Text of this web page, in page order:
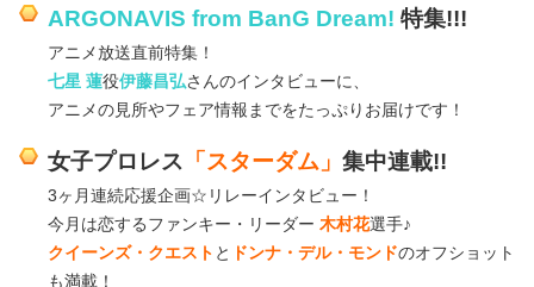
ARGONAVIS from BanG Dream! 特集!!!
アニメ放送直前特集！
七星 蓮役伊藤昌弘さんのインタビューに、
アニメの見所やフェア情報までをたっぷりお届けです！
女子プロレス 「スターダム」 集中連載!!
3ヶ月連続応援企画☆リレーインタビュー！
今月は恋するファンキー・リーダー 木村花選手♪
クイーンズ・クエスト と ドンナ・デル・モンドのオフショット
も満載！